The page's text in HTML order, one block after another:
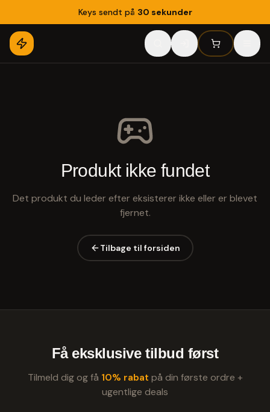
Keys sendt på 30 sekunder
Produkt ikke fundet
Det produkt du leder efter eksisterer ikke eller er blevet
fjernet.
Tilbage til forsiden
Få eksklusive tilbud først
Tilmeld dig og få 10% rabat på din første ordre +
ugentlige deals